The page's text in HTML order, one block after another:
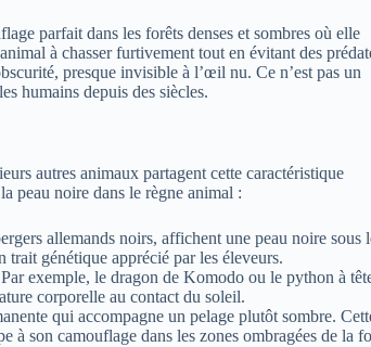
parfait dans les forêts denses et sombres où elle
à chasser furtivement tout en évitant des
presque invisible à l’œil nu. Ce n’est pas un
humains depuis des siècles.
autres animaux partagent cette caractéristique
peau noire dans le règne animal :
allemands noirs, affichent une peau noire sous
génétique apprécié par les éleveurs.
exemple, le dragon de Komodo ou le python à
corporelle au contact du soleil.
qui accompagne un pelage plutôt sombre.
à son camouflage dans les zones ombragées de la